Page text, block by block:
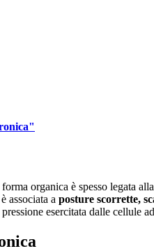
organica è spesso legata alla
associata a posture scorrette,
esercitata dalle cellule